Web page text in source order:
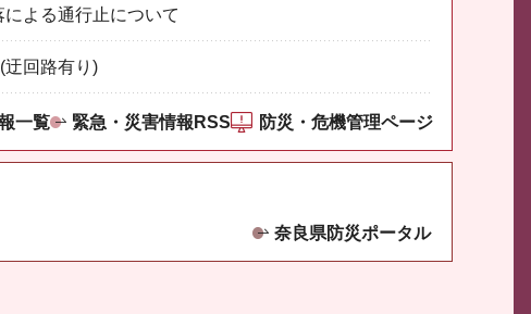
よる通行止について
迂回路有り)
一覧 緊急・災害情報RSS 防災・危機管理ページ
奈良県防災ポータル